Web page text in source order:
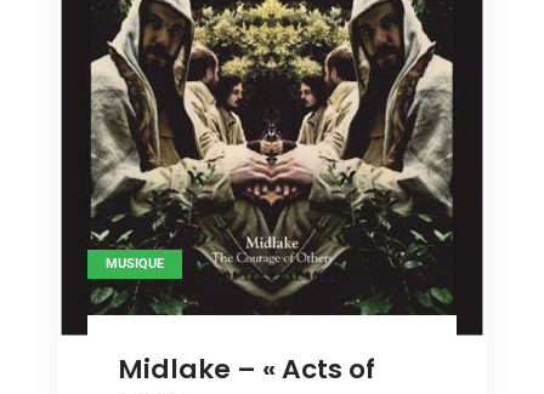
MUSIQUE
Midlake – « Acts of